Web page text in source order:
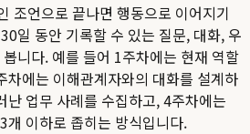
조언으로 끝나면 행동으로 이어지기
일 동안 기록할 수 있는 질문, 대화, 우
니다. 예를 들어 1주차에는 현재 역할
차에는 이해관계자와의 대화를 설계하
난 업무 사례를 수집하고, 4주차에는
개 이하로 좁히는 방식입니다.